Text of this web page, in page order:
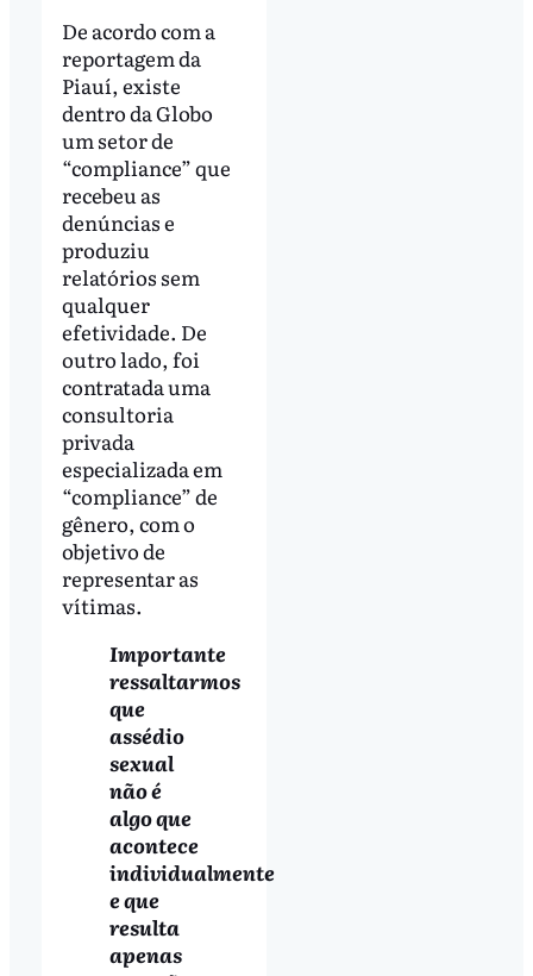
De acordo com a
reportagem da
Piauí, existe
dentro da Globo
um setor de
“compliance” que
recebeu as
denúncias e
produziu
relatórios sem
qualquer
efetividade. De
outro lado, foi
contratada uma
consultoria
privada
especializada em
“compliance” de
gênero, com o
objetivo de
representar as
vítimas.
Importante
ressaltarmos
que
assédio
sexual
não é
algo que
acontece
individualmente
e que
resulta
apenas